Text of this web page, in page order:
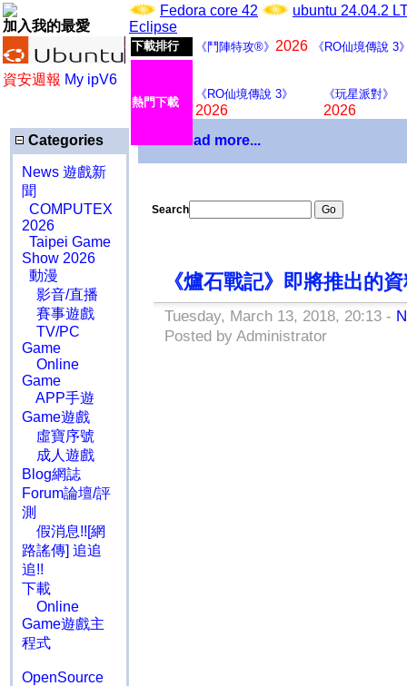
加入我的最愛
資安週報 My ipV6
Fedora core 42
ubuntu 24.04.2
Eclipse
下載排行 《鬥陣特攻®》 2026 《RO仙境傳說 3
熱門下載
《RO仙境傳說 3》
2026
《玩星派對》
2026
Categories
News 遊戲新
聞
COMPUTEX
2026
Taipei Game
Show 2026
動漫
影音/直播
賽事遊戲
TV/PC
Game
Online
Game
APP手遊
Game遊戲
虛寶序號
成人遊戲
Blog網誌
Forum論壇/評
測
假消息!![網
路謠傳] 追追
追!!
下載
Online
Game遊戲主
程式
OpenSource
Download more...
Search
《爐石戰記》即將推出的
Tuesday, March 13, 2018, 20:13 -
Posted by Administrator